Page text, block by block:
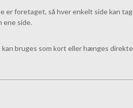
er foretaget, så hver enkelt side kan
ene side.
bruges som kort eller hænges